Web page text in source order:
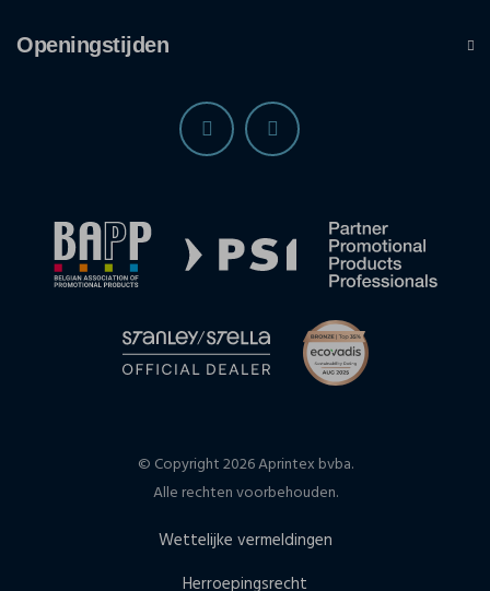
Openingstijden
© Copyright 2026 Aprintex bvba.
Alle rechten voorbehouden.
Wettelijke vermeldingen
Herroepingsrecht